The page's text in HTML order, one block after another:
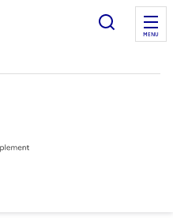
Ouvrir
MENU